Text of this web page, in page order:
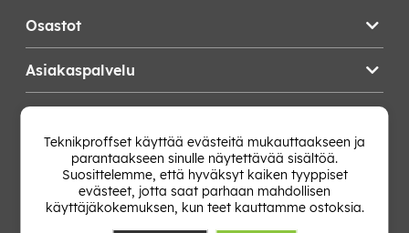
Osastot
Asiakaspalvelu
Vaihda Maa
Teknikproffset käyttää evästeitä mukauttaakseen ja
parantaakseen sinulle näytettävää sisältöä.
Suosittelemme, että hyväksyt kaiken tyyppiset
evästeet, jotta saat parhaan mahdollisen
käyttäjäkokemuksen, kun teet kauttamme ostoksia.